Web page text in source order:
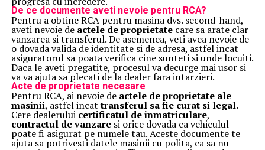
De ce documente aveti nevoie pentru RCA?
Pentru a obtine RCA pentru masina dvs. second-hand,
aveti nevoie de actele de proprietatecare sa arate clar
vanzarea si transferul. De asemenea, veti avea nevoie de
o dovada valida de identitate si de adresa, astfel incat
asiguratorul sa poata verifica cine sunteti si unde locuiti.
Daca le aveti pregatite, procesul va decurge mai usor si
va va ajuta sa plecati de la dealer fara intarzieri.
Acte de proprietate necesare
Pentru RCA, ai nevoie de actele de proprietate ale
masinii, astfel incattransferul sa fie curat si legal.
Cere dealerului certificatul de inmatriculare,
contractul de vanzaresi orice dovada ca vehiculul
poate fi asigurat pe numele tau. Aceste documente te
ajuta sa potrivesti datele masinii cu polita, ca sa nu